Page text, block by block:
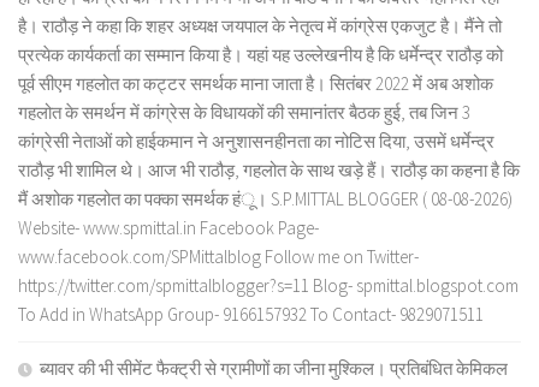
है। राठौड़ ने कहा कि शहर अध्यक्ष जयपाल के नेतृत्व में कांग्रेस एकजुट है। मैंने तो
प्रत्येक कार्यकर्ता का सम्मान किया है। यहां यह उल्लेखनीय है कि धर्मेन्द्र राठौड़ को
पूर्व सीएम गहलोत का कट्टर समर्थक माना जाता है। सितंबर 2022 में अब अशोक
गहलोत के समर्थन में कांग्रेस के विधायकों की समानांतर बैठक हुई, तब जिन 3
कांग्रेसी नेताओं को हाईकमान ने अनुशासनहीनता का नोटिस दिया, उसमें धर्मेन्द्र
राठौड़ भी शामिल थे। आज भी राठौड़, गहलोत के साथ खड़े हैं। राठौड़ का कहना है कि
मैं अशोक गहलोत का पक्का समर्थक हंू। S.P.MITTAL BLOGGER ( 08-08-2026)
Website- www.spmittal.in Facebook Page-
www.facebook.com/SPMittalblog Follow me on Twitter-
https://twitter.com/spmittalblogger?s=11 Blog- spmittal.blogspot.com
To Add in WhatsApp Group- 9166157932 To Contact- 9829071511
ब्यावर की भी सीमेंट फैक्ट्री से ग्रामीणों का जीना मुश्किल। प्रतिबंधित केमिकल